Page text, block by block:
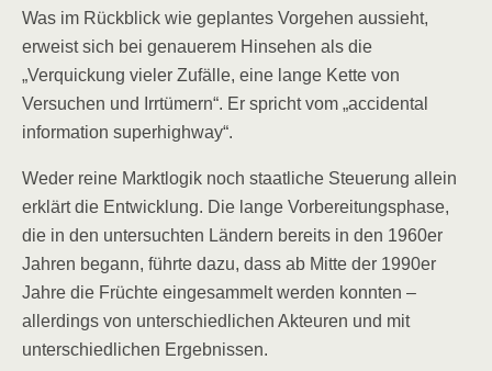
Was im Rückblick wie geplantes Vorgehen aussieht,
erweist sich bei genauerem Hinsehen als die
„Verquickung vieler Zufälle, eine lange Kette von
Versuchen und Irrtümern“. Er spricht vom „accidental
information superhighway“.
Weder reine Marktlogik noch staatliche Steuerung allein
erklärt die Entwicklung. Die lange Vorbereitungsphase,
die in den untersuchten Ländern bereits in den 1960er
Jahren begann, führte dazu, dass ab Mitte der 1990er
Jahre die Früchte eingesammelt werden konnten –
allerdings von unterschiedlichen Akteuren und mit
unterschiedlichen Ergebnissen.